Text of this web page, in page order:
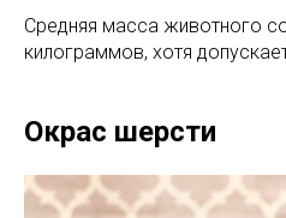
Средняя масса животного
килограммов, хотя
Окрас шерсти